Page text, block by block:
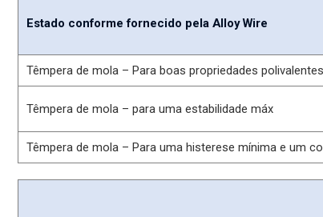
Estado conforme fornecido pela Alloy Wire
Têmpera de mola – Para boas propriedades polivalentes
Têmpera de mola – para uma estabilidade máx
Têmpera de mola – Para uma histerese mínima e um